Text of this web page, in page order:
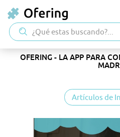
OFERING - LA APP PARA
Artículos de